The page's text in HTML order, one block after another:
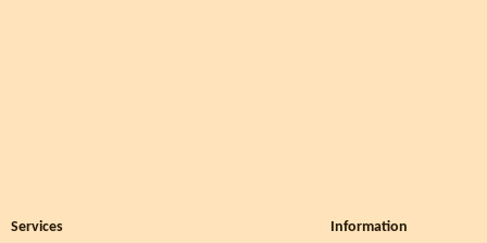
Services
Information